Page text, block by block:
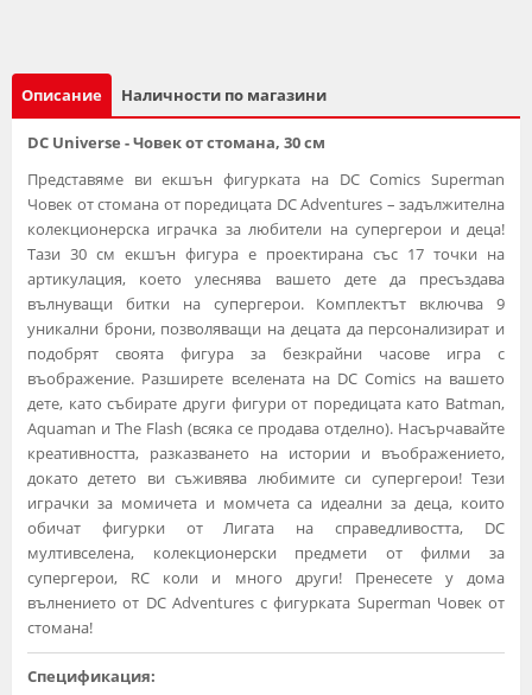
Описание Наличности по магазини
DC Universe - Човек от стомана, 30 см
Представяме ви екшън фигурката на DC Comics Superman
Човек от стомана от поредицата DC Adventures – задължителна
колекционерска играчка за любители на супергерои и деца!
Тази 30 см екшън фигура е проектирана със 17 точки на
артикулация, което улеснява вашето дете да пресъздава
вълнуващи битки на супергерои. Комплектът включва 9
уникални брони, позволяващи на децата да персонализират и
подобрят своята фигура за безкрайни часове игра с
въображение. Разширете вселената на DC Comics на вашето
дете, като събирате други фигури от поредицата като Batman,
Aquaman и The Flash (всяка се продава отделно). Насърчавайте
креативността, разказването на истории и въображението,
докато детето ви съживява любимите си супергерои! Тези
играчки за момичета и момчета са идеални за деца, които
обичат фигурки от Лигата на справедливостта, DC
мултивселена, колекционерски предмети от филми за
супергерои, RC коли и много други! Пренесете у дома
вълнението от DC Adventures с фигурката Superman Човек от
стомана!
Спецификация: